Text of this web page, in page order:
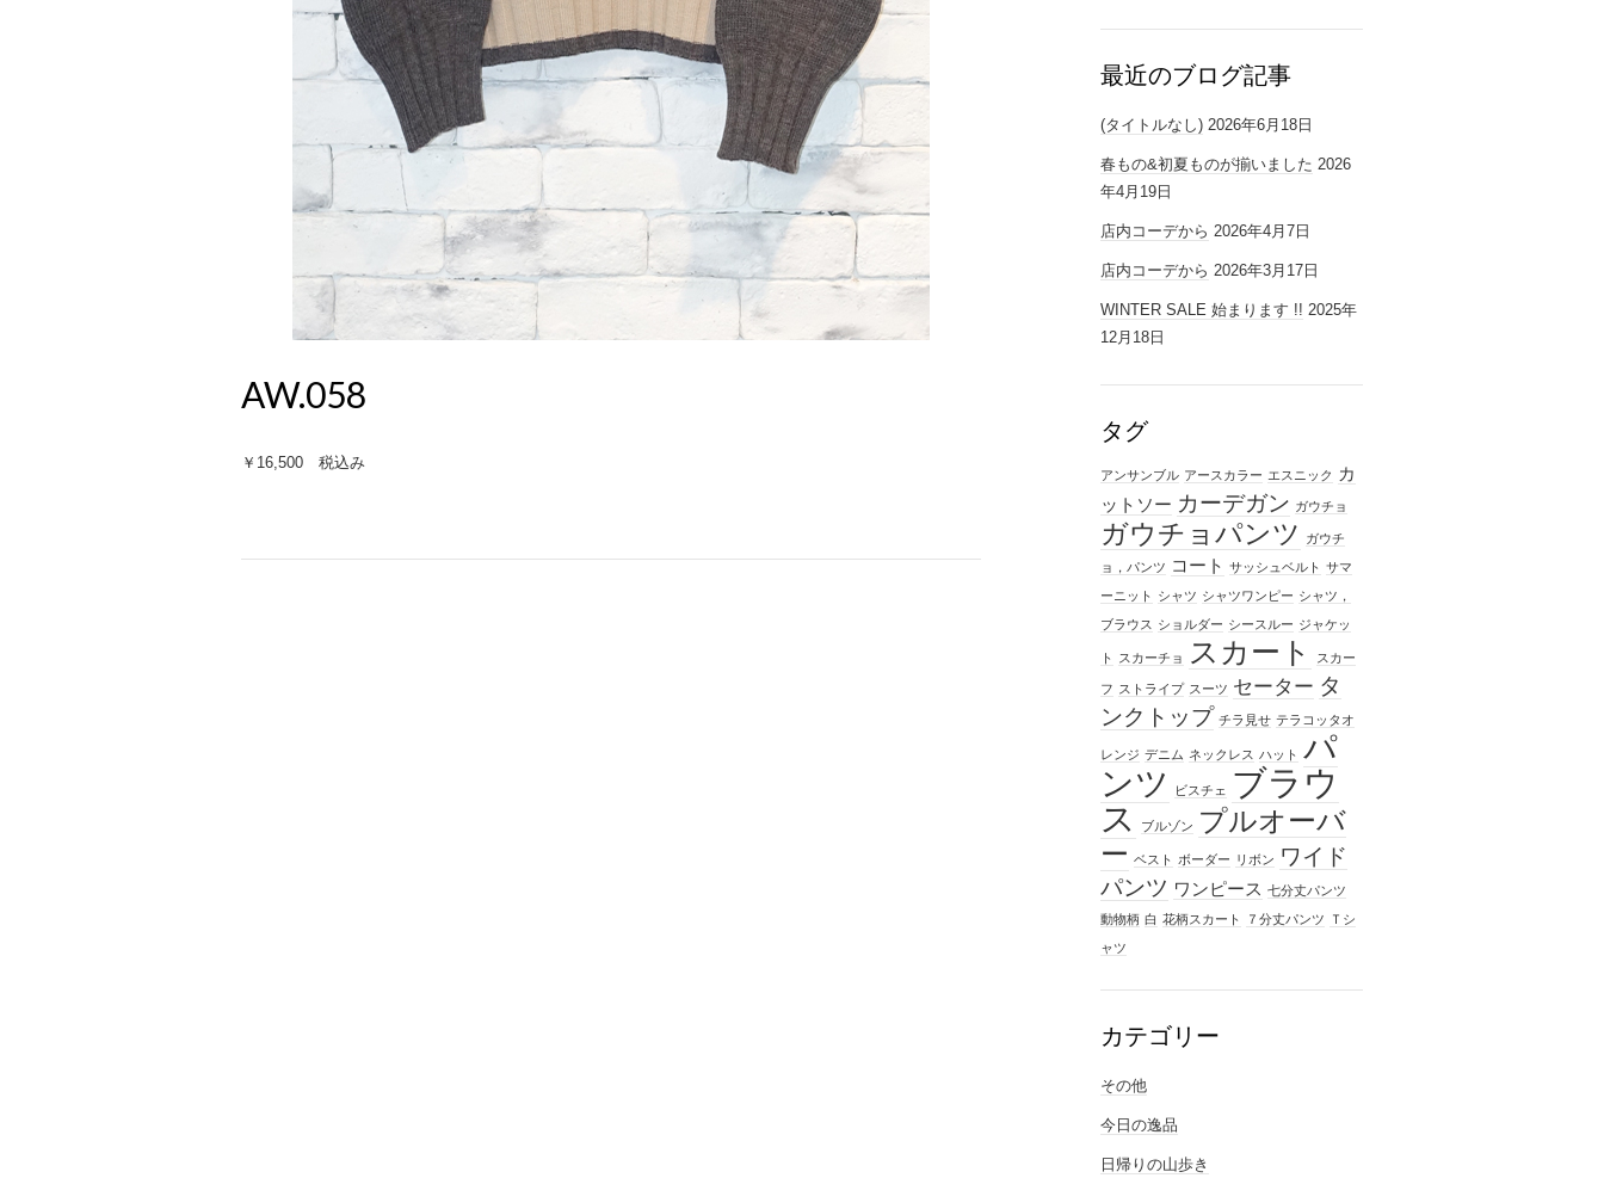
AW.058
￥16,500 税込み
最近のブログ記事
(タイトルなし) 2026年6月18日
春もの&初夏ものが揃いました 2026
年4月19日
店内コーデから 2026年4月7日
店内コーデから 2026年3月17日
WINTER SALE 始まります !! 2025年
12月18日
タグ
アンサンブル アースカラー エスニック
カ
ットソー カーデガン ガウチョ
ガウチョパンツ
ガウチ
ョ，パンツ コート サッシュベルト サマ
ーニット シャツ シャツワンピー シャツ，
ブラウス ショルダー シースルー ジャケッ
ト スカーチョ スカート スカー
フ ストライプ スーツ セーター タ
ンクトップ チラ見せ テラコッタオ
レンジ デニム ネックレス ハット パ
ンツ
ビスチェ
ブラウ
ス
ブルゾン プルオーバ
ー ベスト ボーダー リボン ワイド
パンツ ワンピース 七分丈パンツ
動物柄 白 花柄スカート ７分丈パンツ
Ｔシ
ャツ
カテゴリー
その他
今日の逸品
日帰りの山歩き